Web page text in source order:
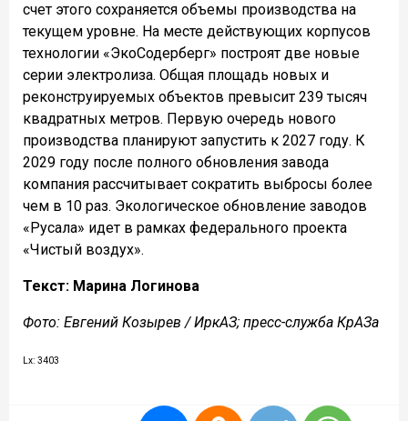
счет этого сохраняется объемы производства на
текущем уровне. На месте действующих корпусов
технологии «ЭкоСодерберг» построят две новые
серии электролиза. Общая площадь новых и
реконструируемых объектов превысит 239 тысяч
квадратных метров. Первую очередь нового
производства планируют запустить к 2027 году. К
2029 году после полного обновления завода
компания рассчитывает сократить выбросы более
чем в 10 раз. Экологическое обновление заводов
«Русала» идет в рамках федерального проекта
«Чистый воздух».
Текст: Марина Логинова
Фото: Евгений Козырев / ИркАЗ; пресс-служба КрАЗа
Lx: 3403